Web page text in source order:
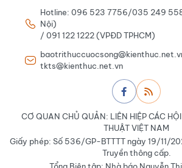
Hotline: 096 523 7756/035 249
Nội)
/ 091 122 1222 (VPĐD TPHCM)
tkts@kienthuc.net.vn
CƠ QUAN CHỦ QUẢN: LIÊN HIỆP CÁC
THUẬT VIỆT NAM
Giấy phép: Số 536/GP-BTTTT ngày 19/11/
Truyền thông cấp.
Tổng Biên tập: Nhà báo Nguyễn